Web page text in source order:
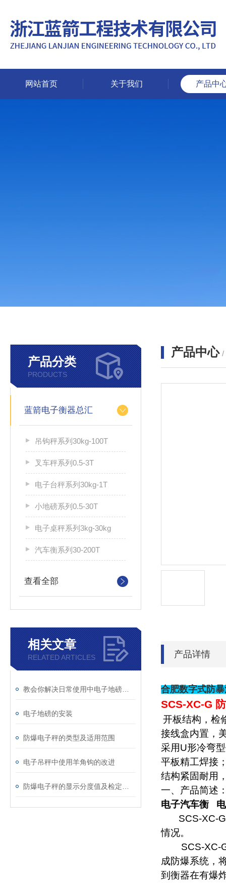
网站首页 关于我们 产品中
产品分类
PRODUCTS
蓝箭电子衡器总汇
吊钩秤系列30kg-100T
叉车秤系列0.5-3T
电子台秤系列30kg-1T
小地磅系列0.5-30T
电子桌秤系列3kg-30kg
汽车衡系列30-200T
查看全部
相关文章
RELATED ARTICLES
电子地磅的安装
防爆电子秤的类型及适用范围
电子吊秤中使用羊角钩的改进
产品中心 /
产品详情
合肥数字式防
SCS-XC-G
开板结构，检
接线盒内置，
采用U形冷弯
平板精工焊接
结构紧固耐用
一、产品简述
电子汽车衡
SCS-XC-G
情况。
SCS-XC-
成防爆系统，
到衡器在有爆